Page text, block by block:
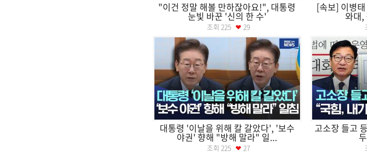
"이건 정말 해볼 만하잖아요!", 대통령
눈빛 바꾼 '신의 한 수'
조회 225 29
[속보] 이병
와대,
대통령 '이날을 위해 칼 갈았다', '보수
야권' 향해 "방해 말라" 일...
조회 225 27
고소장 들고